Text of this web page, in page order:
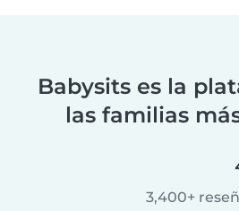
Babysits es la
las familias
3,400+